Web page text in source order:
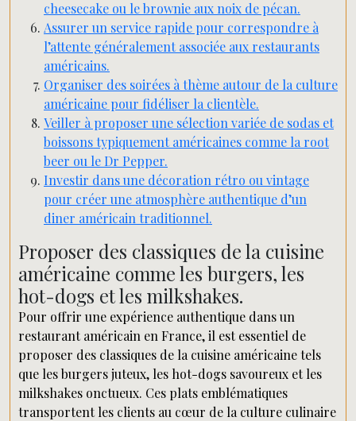
cheesecake ou le brownie aux noix de pécan.
Assurer un service rapide pour correspondre à
l’attente généralement associée aux restaurants
américains.
Organiser des soirées à thème autour de la culture
américaine pour fidéliser la clientèle.
Veiller à proposer une sélection variée de sodas et
boissons typiquement américaines comme la root
beer ou le Dr Pepper.
Investir dans une décoration rétro ou vintage
pour créer une atmosphère authentique d’un
diner américain traditionnel.
Proposer des classiques de la cuisine
américaine comme les burgers, les
hot-dogs et les milkshakes.
Pour offrir une expérience authentique dans un
restaurant américain en France, il est essentiel de
proposer des classiques de la cuisine américaine tels
que les burgers juteux, les hot-dogs savoureux et les
milkshakes onctueux. Ces plats emblématiques
transportent les clients au cœur de la culture culinaire